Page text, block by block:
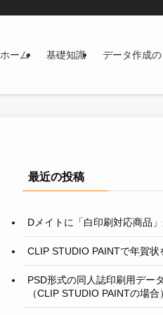
ホーム 基礎知識 データ作成
最近の投稿
Dメイトに「白印刷対応商品」
CLIP STUDIO PAINTで年賀状
PSD形式の同人誌印刷用デー
（CLIP STUDIO PAINTの場合）